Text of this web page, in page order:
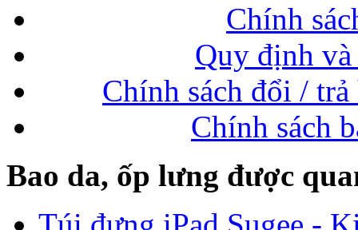
Chính
Quy định
Chính sách đổi /
Chính sách
Bao da, ốp lưng được